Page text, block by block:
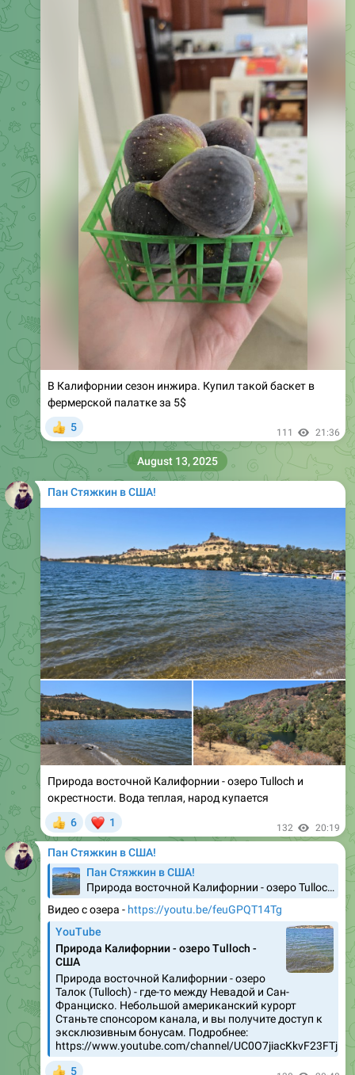
В Калифорнии сезон инжира. Купил такой баскет в
фермерской палатке за 5$
5 111 21:36
Пан Стяжкин в США!
Природа восточной Калифорнии - озеро Tulloch и
окрестности. Вода теплая, народ купается
6 1 132 20:19
August 13, 2025
Пан Стяжкин в США!
Пан Стяжкин в США!
Природа восточной Калифорнии - озеро Tulloch и окрестности. Вода теплая, народ купается
Видео с озера - https://youtu.be/feuGPQT14Tg
YouTube
Природа Калифорнии - озеро Tulloch -
США
Природа восточной Калифорнии - озеро
Талок (Tulloch) - где-то между Невадой и Сан-
Франциско. Небольшой американский курорт
Станьте спонсором канала, и вы получите доступ к
эксклюзивным бонусам. Подробнее:
https://www.youtube.com/channel/
5